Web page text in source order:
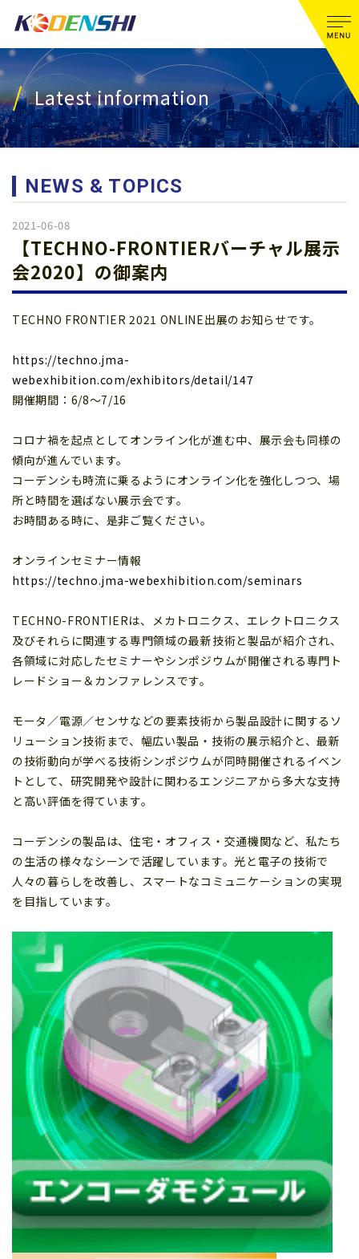
Latest information
NEWS & TOPICS
2021-06-08
【TECHNO-FRONTIERバーチャル展示
会2020】の御案内
TECHNO FRONTIER 2021 ONLINE出展のお知らせです。
https://techno.jma-
webexhibition.com/exhibitors/detail/147
開催期間：6/8～7/16
コロナ禍を起点としてオンライン化が進む中、展示会も同様の
傾向が進んでいます。
コーデンシも時流に乗るようにオンライン化を強化しつつ、場
所と時間を選ばない展示会です。
お時間ある時に、是非ご覧ください。
オンラインセミナー情報
https://techno.jma-webexhibition.com/seminars
TECHNO-FRONTIERは、メカトロニクス、エレクトロニクス
及びそれらに関連する専門領域の最新技術と製品が紹介され、
各領域に対応したセミナーやシンポジウムが開催される専門ト
レードショー＆カンファレンスです。
モータ／電源／センサなどの要素技術から製品設計に関するソ
リューション技術まで、幅広い製品・技術の展示紹介と、最新
の技術動向が学べる技術シンポジウムが同時開催されるイベン
トとして、研究開発や設計に関わるエンジニアから多大な支持
と高い評価を得ています。
コーデンシの製品は、住宅・オフィス・交通機関など、私たち
の生活の様々なシーンで活躍しています。光と電子の技術で
人々の暮らしを改善し、スマートなコミュニケーションの実現
を目指しています。